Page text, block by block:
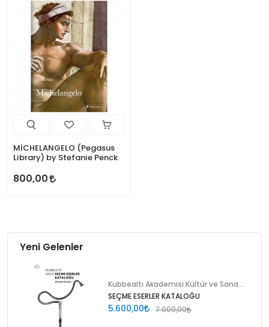
MİCHELANGELO (Pegasus
Library) by Stefanie Penck
800,00
Yeni Gelenler
SEÇME ESERLER KATALOĞU
5.600,00 7.000,00